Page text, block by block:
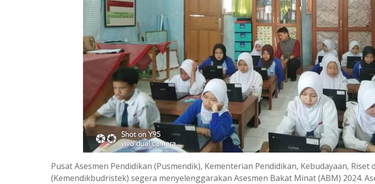
Pusat Asesmen Pendidikan (Pusmendik), Kementerian Pendidikan, Kebudayaan, Riset
(Kemendikbudristek) segera menyelenggarakan Asesmen Bakat Minat (ABM) 2024.